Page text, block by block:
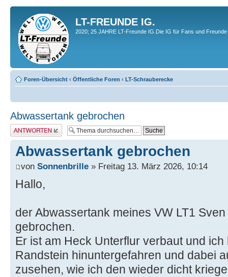
LT-FREUNDE IG.
2020; 25 JAHRE LT-Freunde IG.Die IG für Fans und
Foren-Übersicht ‹ Öffentliche Foren ‹ LT-Schrauberecke
Abwassertank gebrochen
Antwort erstellen
Abwassertank gebrochen
von Sonnenbrille » Freitag 13. März 2026, 10:14
Hallo,
der Abwassertank meines VW LT1
gebrochen.
Er ist am Heck Unterflur verbaut und
Randstein hinuntergefahren und dabei
zusehen, wie ich den wieder dicht